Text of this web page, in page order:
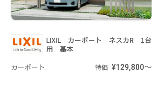
LIXIL カーポート ネスカR 1台
用 基本
カーポート
特価 ¥129,800～